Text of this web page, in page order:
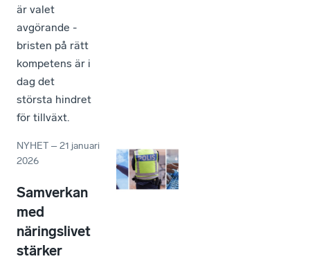
är valet
avgörande -
bristen på rätt
kompetens är i
dag det
största hindret
för tillväxt.
NYHET –21 januari
2026
Samverkan
med
näringslivet
stärker